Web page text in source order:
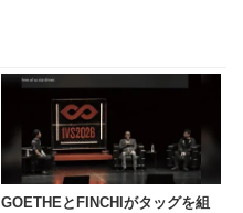
GOETHEとFINCHIがタッグを組